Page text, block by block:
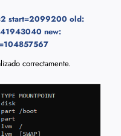
start=2099200 old:
new:
correctamente.